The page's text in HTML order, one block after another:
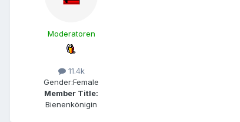
Moderatoren
11.4k
Gender:Female
Member Title:
Bienenkönigin